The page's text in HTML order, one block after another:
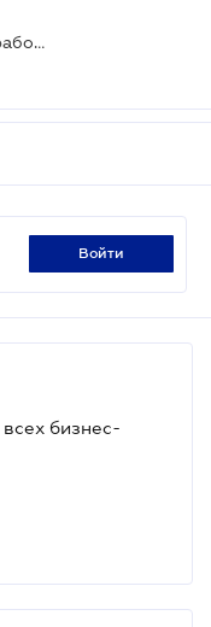
Военные разработки, которые уже работают на тыл: как технологии переходят в гражданскую жизнь
войти
бизнес-